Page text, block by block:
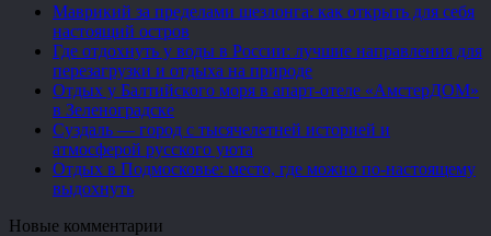
Маврикий за пределами шезлонга: как открыть для себя
настоящий остров
Где отдохнуть у воды в России: лучшие направления для
перезагрузки и отдыха на природе
Отдых у Балтийского моря в апарт-отеле «АмстерДОМ»
в Зеленоградске
Суздаль — город с тысячелетней историей и
атмосферой русского уюта
Отдых в Подмосковье: место, где можно по-настоящему
выдохнуть
Новые комментарии